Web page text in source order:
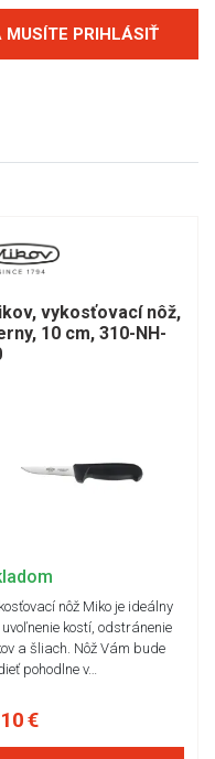
MUSÍTE PRIHLÁSIŤ
vykosťovací nôž,
10 cm, 310-NH-
nôž Miko je ideálny
kostí, odstránenie
a šliach. Nôž Vám bude
pohodlne v…
€